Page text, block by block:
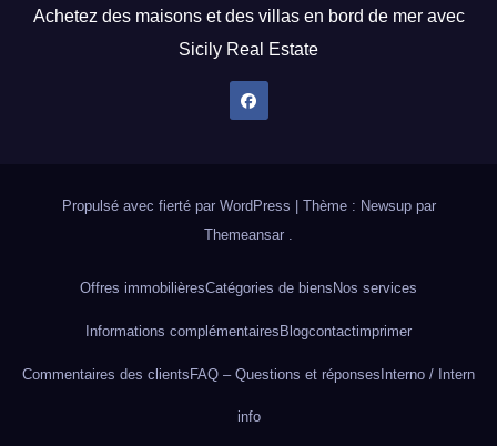
Achetez des maisons et des villas en bord de mer avec
Sicily Real Estate
Propulsé avec fierté par WordPress |Thème : Newsup par
Themeansar
Offres immobilièresCatégories de biens Nos services
Informations complémentaires Blogcontactimprimer
Commentaires des clientsFAQ – Questions et réponsesInterno / Intern
info